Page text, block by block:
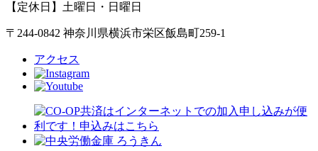
【定休日】土曜日・日曜日
〒244-0842 神奈川県横浜市栄区飯島町259-1
アクセス